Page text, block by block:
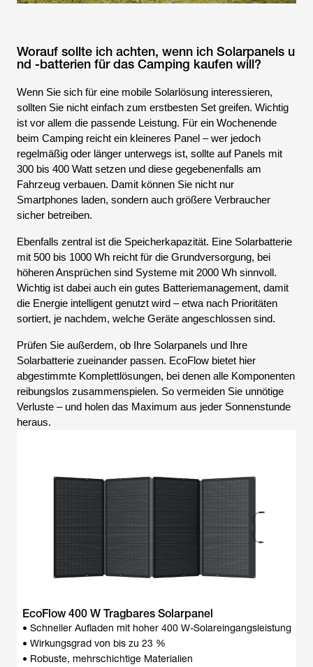
Worauf sollte ich achten, wenn ich Solarpanels u
nd -batterien für das Camping kaufen will?
Wenn Sie sich für eine mobile Solarlösung interessieren,
sollten Sie nicht einfach zum erstbesten Set greifen. Wichtig
ist vor allem die passende Leistung. Für ein Wochenende
beim Camping reicht ein kleineres Panel – wer jedoch
regelmäßig oder länger unterwegs ist, sollte auf Panels mit
300 bis 400 Watt setzen und diese gegebenenfalls am
Fahrzeug verbauen. Damit können Sie nicht nur
Smartphones laden, sondern auch größere Verbraucher
sicher betreiben.
Ebenfalls zentral ist die Speicherkapazität. Eine Solarbatterie
mit 500 bis 1000 Wh reicht für die Grundversorgung, bei
höheren Ansprüchen sind Systeme mit 2000 Wh sinnvoll.
Wichtig ist dabei auch ein gutes Batteriemanagement, damit
die Energie intelligent genutzt wird – etwa nach Prioritäten
sortiert, je nachdem, welche Geräte angeschlossen sind.
Prüfen Sie außerdem, ob Ihre Solarpanels und Ihre
Solarbatterie zueinander passen. EcoFlow bietet hier
abgestimmte Komplettlösungen, bei denen alle Komponenten
reibungslos zusammenspielen. So vermeiden Sie unnötige
Verluste – und holen das Maximum aus jeder Sonnenstunde
heraus.
EcoFlow 400 W Tragbares Solarpanel
• Schneller Aufladen mit hoher 400 W-Solareingangsleistung
• Wirkungsgrad von bis zu 23 %
• Robuste, mehrschichtige Materialien